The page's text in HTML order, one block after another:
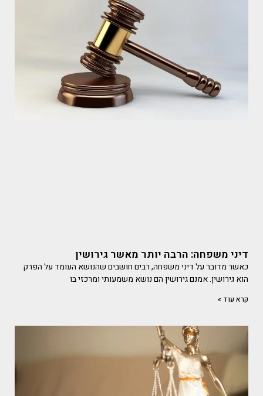
דיני משפחה: הרבה יותר מאשר גירושין
כאשר מדובר על דיני משפחה, רבים חושבים שהנושא העומד על הפרק
הוא גירושין. אמנם גירושין הם נושא משמעותי ומרכזי בו
קרא עוד »